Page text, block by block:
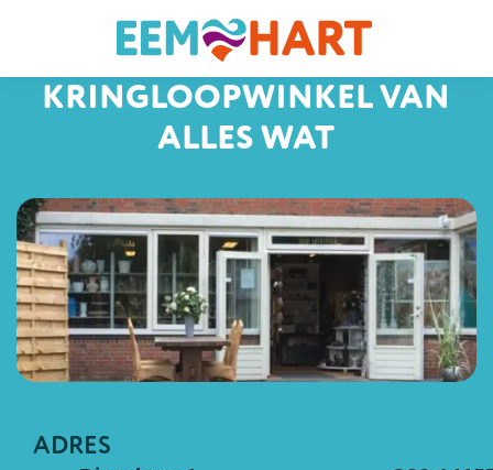
KRINGLOOPWINKEL VAN
ALLES WAT
ADRES